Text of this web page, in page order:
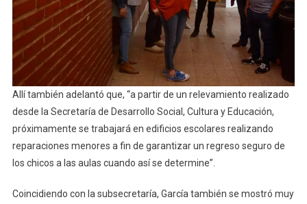
Allí también adelantó que, “a partir de un relevamiento realizado
desde la Secretaría de Desarrollo Social, Cultura y Educación,
próximamente se trabajará en edificios escolares realizando
reparaciones menores a fin de garantizar un regreso seguro de
los chicos a las aulas cuando así se determine”.
Coincidiendo con la subsecretaría, García también se mostró muy